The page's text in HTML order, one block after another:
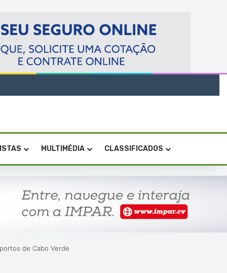
MULTIMÉDIA CLASSIFICADOS
de Cabo Verde